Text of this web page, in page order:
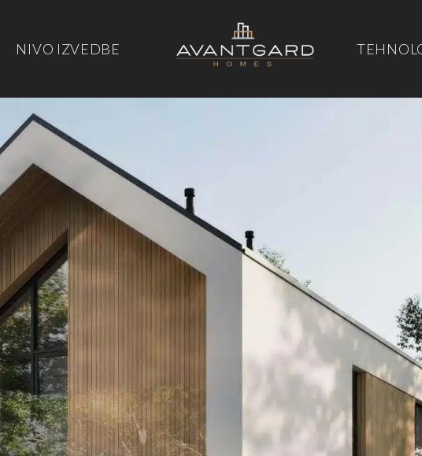
NIVO IZVEDBE